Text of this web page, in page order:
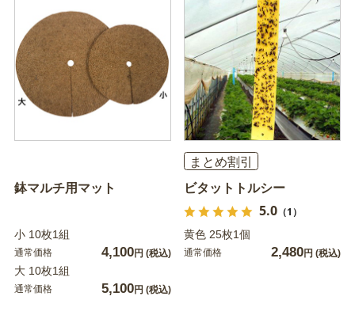
鉢マルチ用マット
小 10枚1組
通常価格 4,100円 (税込)
大 10枚1組
通常価格 5,100円 (税込)
まとめ割引
ビタットトルシー
5.0（1）
黄色 25枚1個
通常価格 2,480円 (税込)